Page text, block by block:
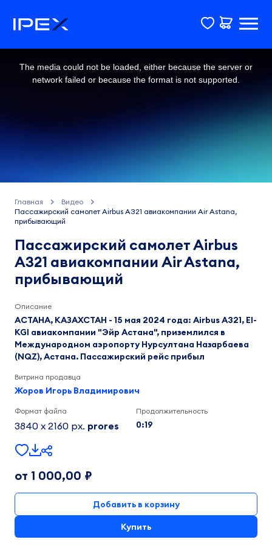
The media could not be loaded, either because the server or
network failed or because the format is not supported.
Главная
Видео
Пассажирский самолет Airbus A321 авиакомпании Air Astana,
прибывающий
Пассажирский самолет Airbus
A321 авиакомпании Air Astana,
прибывающий
Описание
АСТАНА, КАЗАХСТАН - 15 мая 2024 года: Airbus A321, EI-
KGI авиакомпании "Эйр Астана", приземлился в
Международном аэропорту Нурсултана Назарбаева
(NQZ), Астана. Пассажирский рейс прибыл
Витрина продавца
Жоров Игорь Владимирович
Формат файла
3840 x 2160 px. prores
Продолжительность
0:19
от 1 000,00 ₽
Добавить в корзину
Купить